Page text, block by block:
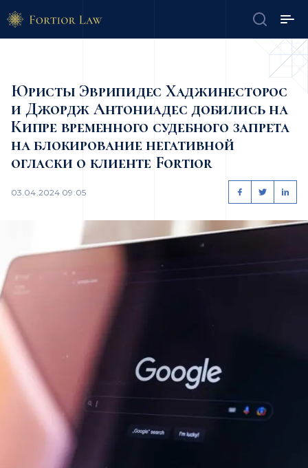
Юристы Эврипидес Хаджинесторос
и Джордж Антониадес добились на
Кипре временного судебного запрета
на блокирование негативной
огласки о клиенте Fortior
03.04.2024 09:05